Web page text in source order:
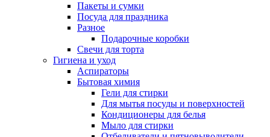
Пакеты и сумки
Посуда для праздника
Разное
Подарочные коробки
Свечи для торта
Гигиена и уход
Аспираторы
Бытовая химия
Гели для стирки
Для мытья посуды и поверхностей
Кондиционеры для белья
Мыло для стирки